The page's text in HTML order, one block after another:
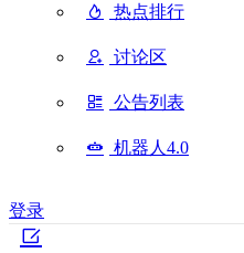
热点排行
讨论区
公告列表
机器人4.0
登录